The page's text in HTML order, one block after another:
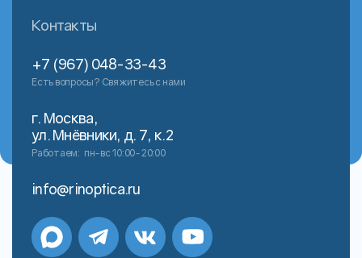
Контакты
+7 (967) 048-33-43
Есть вопросы? Свяжитесь с нами
г. Москва,
ул. Мнёвники, д. 7, к.2
Работаем: пн-вс 10:00-20:00
info@rinoptica.ru